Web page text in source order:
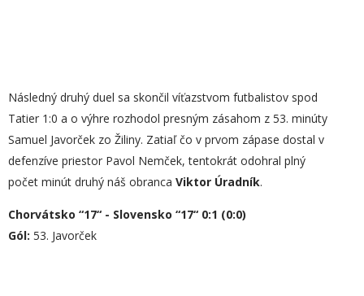
Následný druhý duel sa skončil víťazstvom futbalistov spod
Tatier 1:0 a o výhre rozhodol presným zásahom z 53. minúty
Samuel Javorček zo Žiliny. Zatiaľ čo v prvom zápase dostal v
defenzíve priestor Pavol Nemček, tentokrát odohral plný
počet minút druhý náš obranca Viktor Úradník.
Chorvátsko “17“ - Slovensko “17“ 0:1 (0:0)
Gól: 53. Javorček